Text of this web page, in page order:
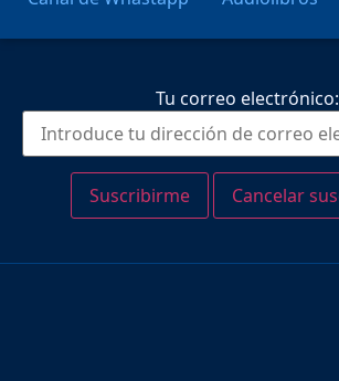
Tu correo electrónico: